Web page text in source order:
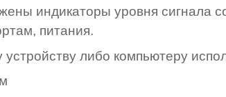
индикаторы уровня сигнала
питания.
либо компьютеру